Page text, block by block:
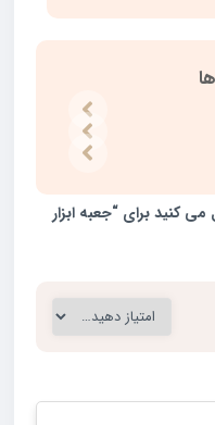
کنید برای “جعبه ابزار